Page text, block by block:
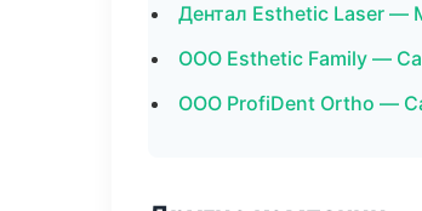
Дентал Esthetic Laser —
ООО Esthetic Family —
ООО ProfiDent Ortho —